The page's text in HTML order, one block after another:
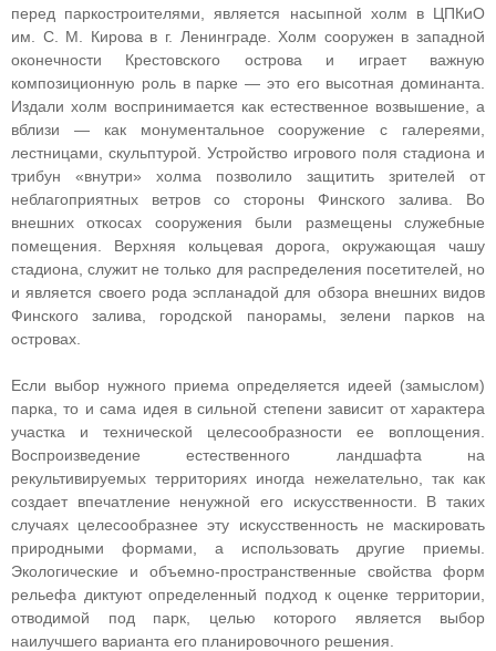
перед паркостроителями, является насыпной холм в ЦПКиО
им. С. М. Кирова в г. Ленинграде. Холм сооружен в западной
оконечности Крестовского острова и играет важную
композиционную роль в парке — это его высотная доминанта.
Издали холм воспринимается как естественное возвышение, а
вблизи — как монументальное сооружение с галереями,
лестницами, скульптурой. Устройство игрового поля стадиона и
трибун «внутри» холма позволило защитить зрителей от
неблагоприятных ветров со стороны Финского залива. Во
внешних откосах сооружения были размещены служебные
помещения. Верхняя кольцевая дорога, окружающая чашу
стадиона, служит не только для распределения посетителей, но
и является своего рода эспланадой для обзора внешних видов
Финского залива, городской панорамы, зелени парков на
островах.
Если выбор нужного приема определяется идеей (замыслом)
парка, то и сама идея в сильной степени зависит от характера
участка и технической целесообразности ее воплощения.
Воспроизведение естественного ландшафта на
рекультивируемых территориях иногда нежелательно, так как
создает впечатление ненужной его искусственности. В таких
случаях целесообразнее эту искусственность не маскировать
природными формами, а использовать другие приемы.
Экологические и объемно-пространственные свойства форм
рельефа диктуют определенный подход к оценке территории,
отводимой под парк, целью которого является выбор
наилучшего варианта его планировочного решения.